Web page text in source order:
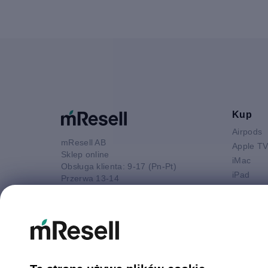
mResell AB
Sklep online
Obsługa klienta: 9-17 (Pn-Pt)
Przerwa 13-14
kontakt@mresell.pl
Kup
Airpods
Apple TV
iMac
iPad